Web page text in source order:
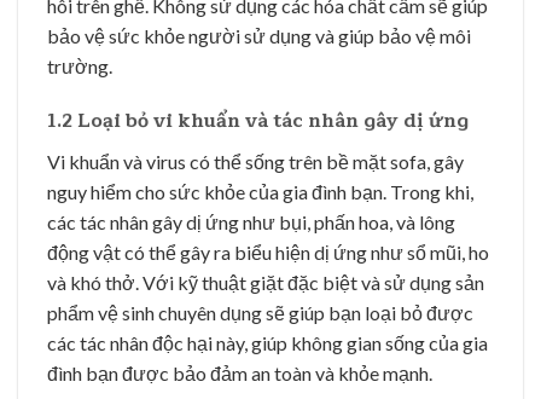
hôi trên ghế. Không sử dụng các hóa chất cấm sẽ giúp
bảo vệ sức khỏe người sử dụng và giúp bảo vệ môi
trường.
1.2 Loại bỏ vi khuẩn và tác nhân gây dị ứng
Vi khuẩn và virus có thể sống trên bề mặt sofa, gây
nguy hiểm cho sức khỏe của gia đình bạn. Trong khi,
các tác nhân gây dị ứng như bụi, phấn hoa, và lông
động vật có thể gây ra biểu hiện dị ứng như sổ mũi, ho
và khó thở. Với kỹ thuật giặt đặc biệt và sử dụng sản
phẩm vệ sinh chuyên dụng sẽ giúp bạn loại bỏ được
các tác nhân độc hại này, giúp không gian sống của gia
đình bạn được bảo đảm an toàn và khỏe mạnh.